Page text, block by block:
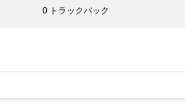
0 トラックバック